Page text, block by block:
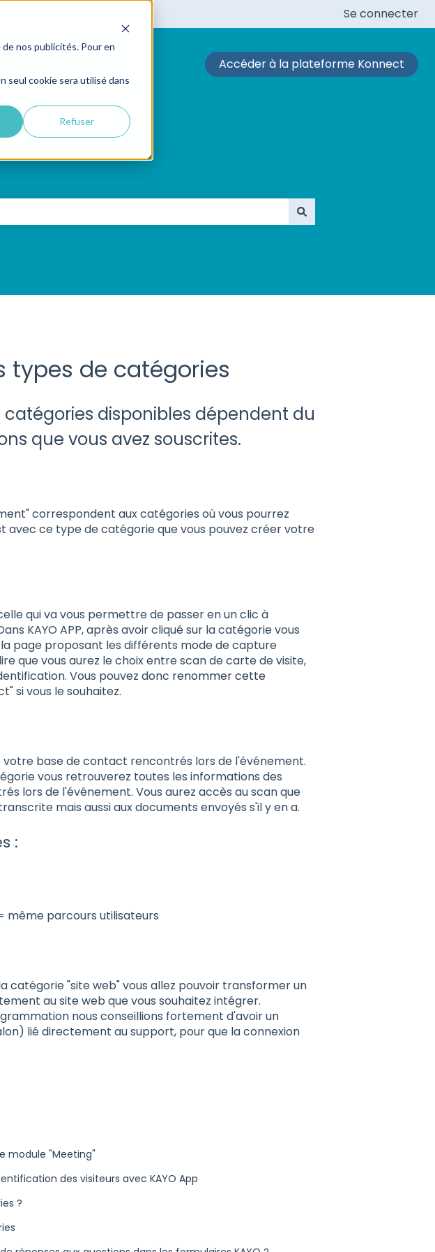
nos publicités. Pour en
seul cookie sera utilisé dans
Refuser
Se connecter
Accéder à la plateforme Konnect
types de catégories
catégories disponibles dépendent du
que vous avez souscrites.
correspondent aux catégories où vous pourrez
avec ce type de catégorie que vous pouvez créer votre
qui va vous permettre de passer en un clic à
KAYO APP, après avoir cliqué sur la catégorie vous
page proposant les différents mode de capture
que vous aurez le choix entre scan de carte de visite,
Vous pouvez donc renommer cette
si vous le souhaitez.
votre base de contact rencontrés lors de l'événement.
vous retrouverez toutes les informations des
lors de l'événement. Vous aurez accès au scan que
mais aussi aux documents envoyés s'il y en a.
:
même parcours utilisateurs
catégorie "site web" vous allez pouvoir transformer un
au site web que vous souhaitez intégrer.
nous conseillions fortement d'avoir un
lié directement au support, pour que la connexion
module "Meeting"
des visiteurs avec KAYO App
?